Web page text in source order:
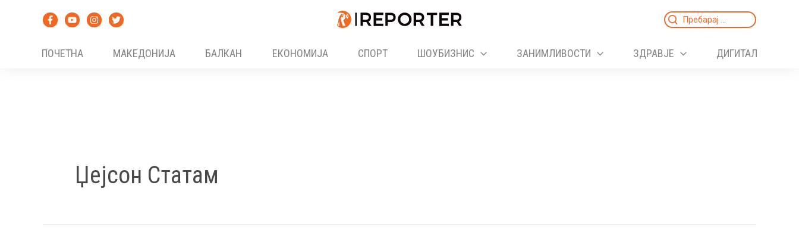
Search
ПОЧЕТНА
МАКЕДОНИЈА БАЛКАН ЕКОНОМИЈА СПОРТ ШОУБИЗНИС ЗАНИМЛИВОСТИ ЗДРАВЈЕ ДИГИТАЛ
Џејсон Статам